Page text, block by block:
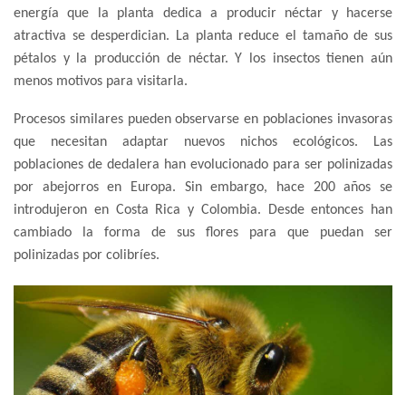
energía que la planta dedica a producir néctar y hacerse
atractiva se desperdician. La planta reduce el tamaño de sus
pétalos y la producción de néctar. Y los insectos tienen aún
menos motivos para visitarla.
Procesos similares pueden observarse en poblaciones invasoras
que necesitan adaptar nuevos nichos ecológicos. Las
poblaciones de dedalera han evolucionado para ser polinizadas
por abejorros en Europa. Sin embargo, hace 200 años se
introdujeron en Costa Rica y Colombia. Desde entonces han
cambiado la forma de sus flores para que puedan ser
polinizadas por colibríes.